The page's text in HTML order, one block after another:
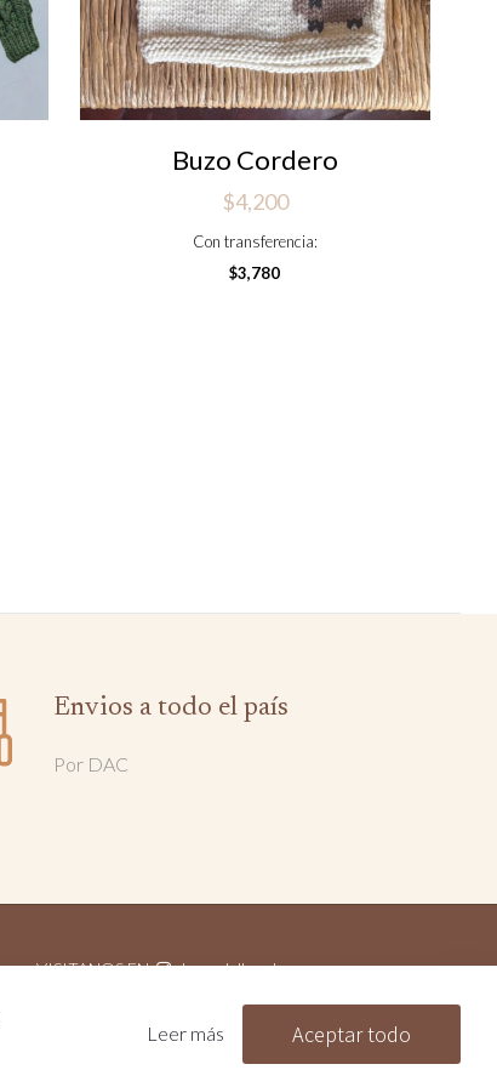
Buzo Cordero
$4,200
Con transferencia:
$3,780
Envios a todo el país
Por DAC
VISITANOS EN lanasdelbombero
Leer más Aceptar todo